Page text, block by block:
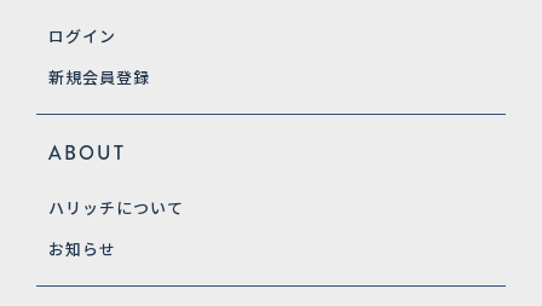
ログイン
新規会員登録
ABOUT
ハリッチについて
お知らせ